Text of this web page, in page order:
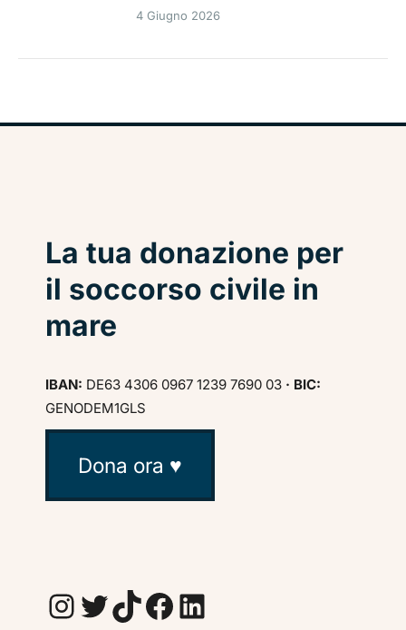
4 Giugno 2026
La tua donazione per
il soccorso civile in
mare
IBAN: DE63 4306 0967 1239 7690 03 · BIC:
GENODEM1GLS
Dona ora ♥
InstagramTwitter TikTok Facebook LinkedIn